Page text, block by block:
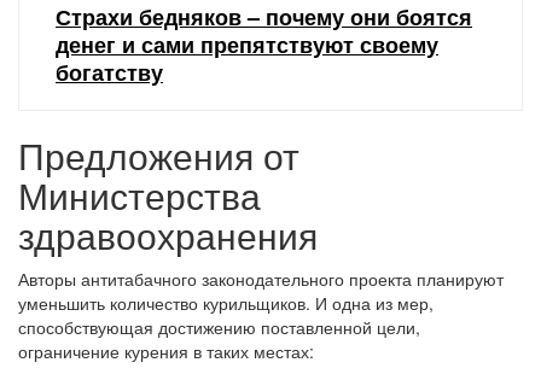
Страхи бедняков – почему они боятся
денег и сами препятствуют своему
богатству
Предложения от
Министерства
здравоохранения
Авторы антитабачного законодательного проекта планируют
уменьшить количество курильщиков. И одна из мер,
способствующая достижению поставленной цели,
ограничение курения в таких местах: